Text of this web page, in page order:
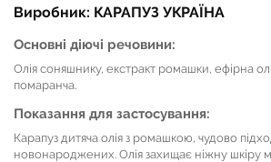
Виробник: КАРАПУЗ УКРАЇНА
Основні діючі речовини:
Олія соняшнику, екстракт ромашки, ефірна
помаранча.
Показання для застосування:
Карапуз дитяча олія з ромашкою, чудово
новонароджених. Олія захищає ніжну шкіру